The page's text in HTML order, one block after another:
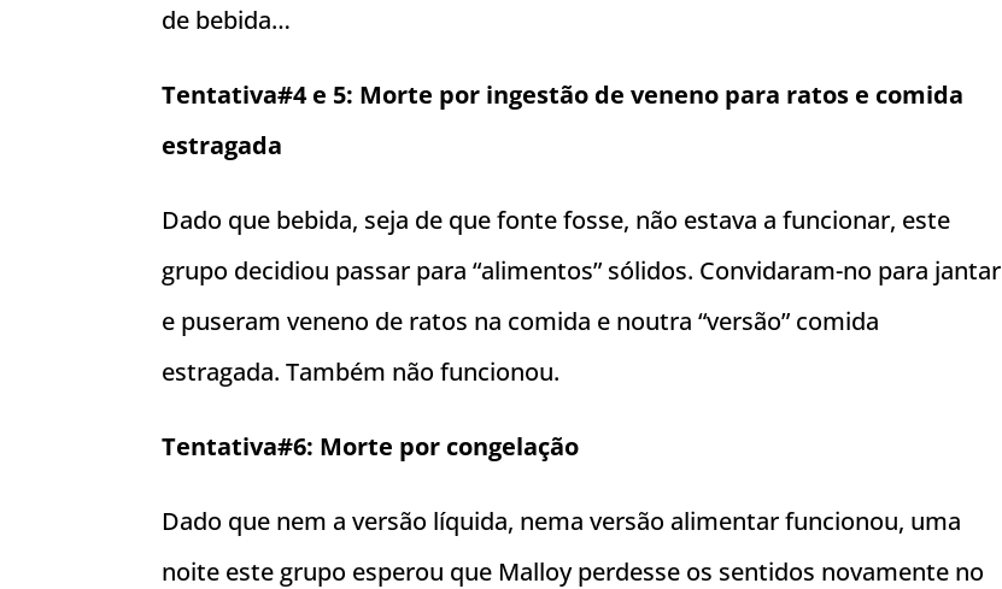
de bebida…
Tentativa#4 e 5: Morte por ingestão de veneno para ratos e comida
estragada
Dado que bebida, seja de que fonte fosse, não estava a funcionar, este
grupo decidiou passar para “alimentos” sólidos. Convidaram-no para jantar
e puseram veneno de ratos na comida e noutra “versão” comida
estragada. Também não funcionou.
Tentativa#6: Morte por congelação
Dado que nem a versão líquida, nema versão alimentar funcionou, uma
noite este grupo esperou que Malloy perdesse os sentidos novamente no